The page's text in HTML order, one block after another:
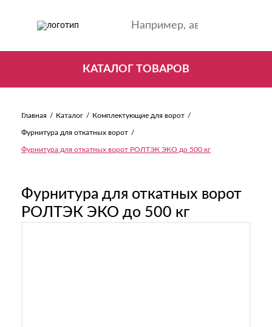
КАТАЛОГ ТОВАРОВ
Главная Каталог Комплектующие для ворот
Фурнитура для откатных ворот
Фурнитура для откатных ворот РОЛТЭК ЭКО до 500 кг
Фурнитура для откатных ворот
РОЛТЭК ЭКО до 500 кг